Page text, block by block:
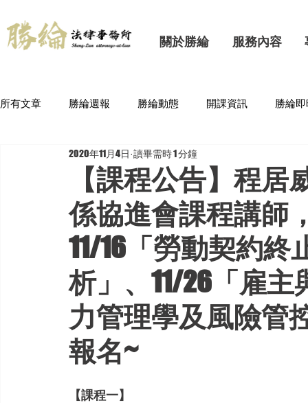
關於勝綸 服務內容
所有文章 勝綸週報 勝綸動態 開課資訊 勝綸
【課程公告】程
係協進會課程講師
11/16「勞動契約
析」、11/26「雇
力管理學及風險管
報名~
2020年11月4日 讀畢需時 1 分鐘
【課程一】